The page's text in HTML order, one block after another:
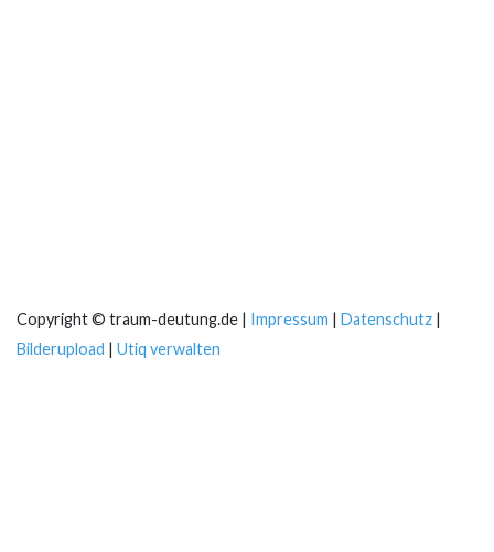
Copyright © traum-deutung.de | Impressum | Datenschutz |
Bilderupload | Utiq verwalten